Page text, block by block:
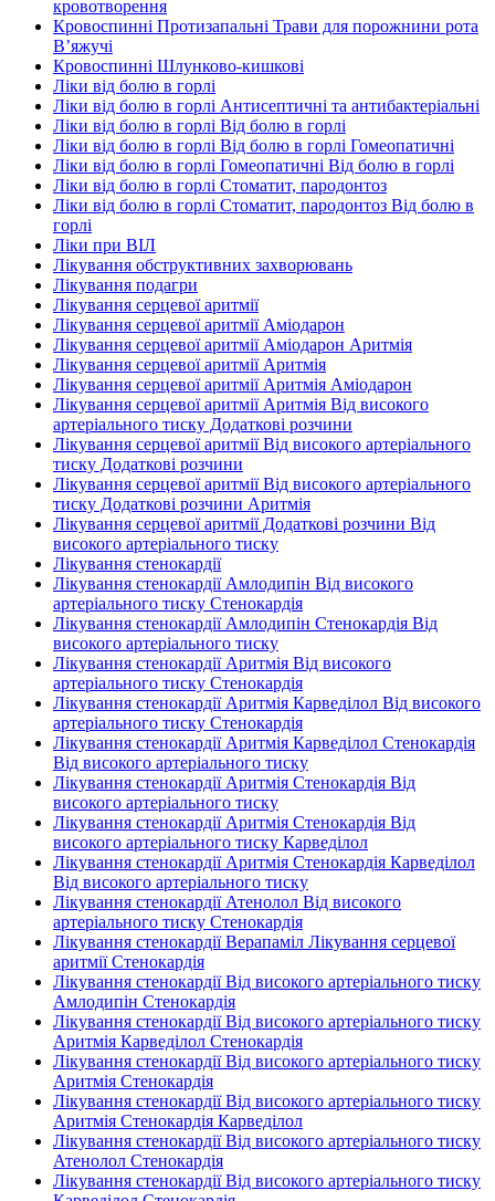
кровотворення
Кровоспинні Протизапальні Трави для порожнини рота
В’яжучі
Кровоспинні Шлунково-кишкові
Ліки від болю в горлі
Ліки від болю в горлі Антисептичні та антибактеріальні
Ліки від болю в горлі Від болю в горлі
Ліки від болю в горлі Від болю в горлі Гомеопатичні
Ліки від болю в горлі Гомеопатичні Від болю в горлі
Ліки від болю в горлі Стоматит, пародонтоз
Ліки від болю в горлі Стоматит, пародонтоз Від болю в
горлі
Ліки при ВІЛ
Лікування обструктивних захворювань
Лікування подагри
Лікування серцевої аритмії
Лікування серцевої аритмії Аміодарон
Лікування серцевої аритмії Аміодарон Аритмія
Лікування серцевої аритмії Аритмія
Лікування серцевої аритмії Аритмія Аміодарон
Лікування серцевої аритмії Аритмія Від високого
артеріального тиску Додаткові розчини
Лікування серцевої аритмії Від високого артеріального
тиску Додаткові розчини
Лікування серцевої аритмії Від високого артеріального
тиску Додаткові розчини Аритмія
Лікування серцевої аритмії Додаткові розчини Від
високого артеріального тиску
Лікування стенокардії
Лікування стенокардії Амлодипін Від високого
артеріального тиску Стенокардія
Лікування стенокардії Амлодипін Стенокардія Від
високого артеріального тиску
Лікування стенокардії Аритмія Від високого
артеріального тиску Стенокардія
Лікування стенокардії Аритмія Карведілол Від високого
артеріального тиску Стенокардія
Лікування стенокардії Аритмія Карведілол Стенокардія
Від високого артеріального тиску
Лікування стенокардії Аритмія Стенокардія Від
високого артеріального тиску
Лікування стенокардії Аритмія Стенокардія Від
високого артеріального тиску Карведілол
Лікування стенокардії Аритмія Стенокардія Карведілол
Від високого артеріального тиску
Лікування стенокардії Атенолол Від високого
артеріального тиску Стенокардія
Лікування стенокардії Верапаміл Лікування серцевої
аритмії Стенокардія
Лікування стенокардії Від високого артеріального тиску
Амлодипін Стенокардія
Лікування стенокардії Від високого артеріального тиску
Аритмія Карведілол Стенокардія
Лікування стенокардії Від високого артеріального тиску
Аритмія Стенокардія
Лікування стенокардії Від високого артеріального тиску
Аритмія Стенокардія Карведілол
Лікування стенокардії Від високого артеріального тиску
Атенолол Стенокардія
Лікування стенокардії Від високого артеріального тиску